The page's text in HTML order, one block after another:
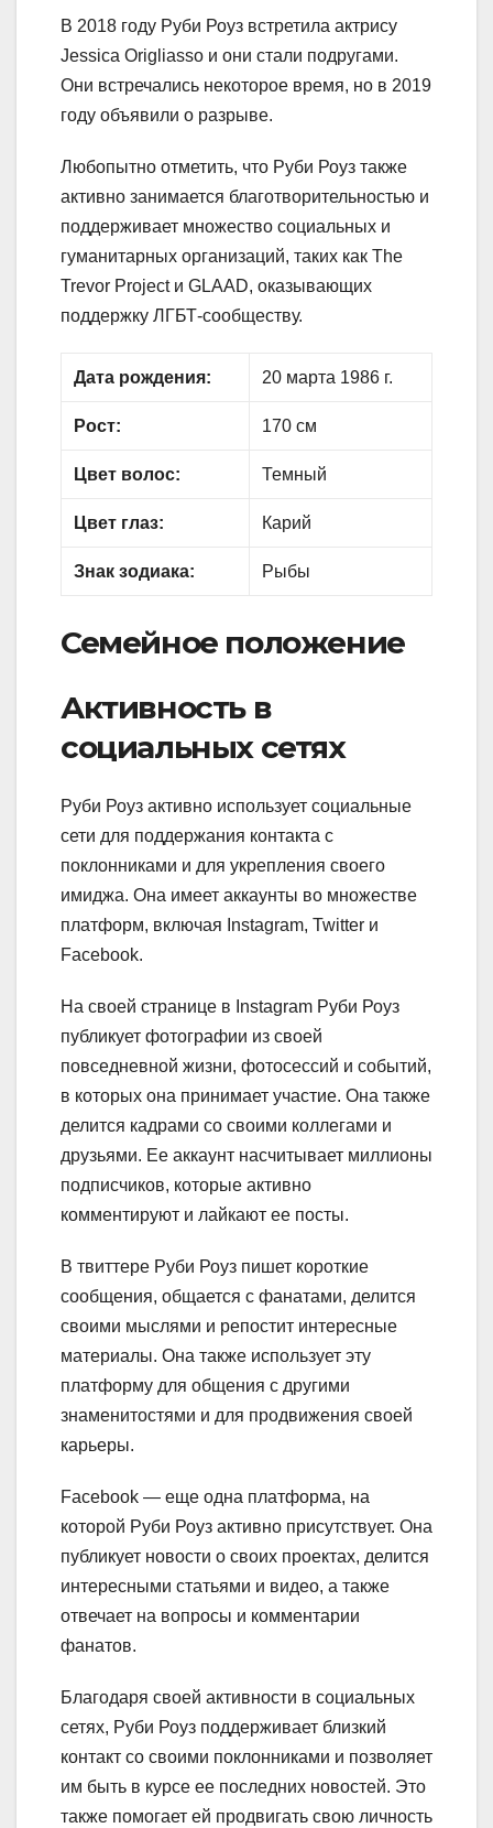
В 2018 году Руби Роуз встретила актрису
Jessica Origliasso и они стали подругами.
Они встречались некоторое время, но в 2019
году объявили о разрыве.
Любопытно отметить, что Руби Роуз также
активно занимается благотворительностью и
поддерживает множество социальных и
гуманитарных организаций, таких как The
Trevor Project и GLAAD, оказывающих
поддержку ЛГБТ-сообществу.
Дата рождения: 20 марта 1986 г.
Рост: 170 см
Цвет волос: Темный
Цвет глаз: Карий
Знак зодиака: Рыбы
Семейное положение
Активность в
социальных сетях
Руби Роуз активно использует социальные
сети для поддержания контакта с
поклонниками и для укрепления своего
имиджа. Она имеет аккаунты во множестве
платформ, включая Instagram, Twitter и
Facebook.
На своей странице в Instagram Руби Роуз
публикует фотографии из своей
повседневной жизни, фотосессий и событий,
в которых она принимает участие. Она также
делится кадрами со своими коллегами и
друзьями. Ее аккаунт насчитывает миллионы
подписчиков, которые активно
комментируют и лайкают ее посты.
В твиттере Руби Роуз пишет короткие
сообщения, общается с фанатами, делится
своими мыслями и репостит интересные
материалы. Она также использует эту
платформу для общения с другими
знаменитостями и для продвижения своей
карьеры.
Facebook — еще одна платформа, на
которой Руби Роуз активно присутствует. Она
публикует новости о своих проектах, делится
интересными статьями и видео, а также
отвечает на вопросы и комментарии
фанатов.
Благодаря своей активности в социальных
сетях, Руби Роуз поддерживает близкий
контакт со своими поклонниками и позволяет
им быть в курсе ее последних новостей. Это
также помогает ей продвигать свою личность